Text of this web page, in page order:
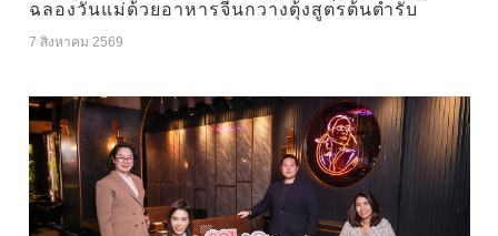
ฉลองวันแม่ด้วยอาหารจีนกวางตุ้งสูตรต้นตำรับ
7 สิงหาคม 2569